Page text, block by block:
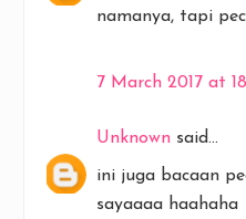
namanya, tapi
7 March 2017 at
Unknown said...
ini juga bacaan
sayaaaa haahaha